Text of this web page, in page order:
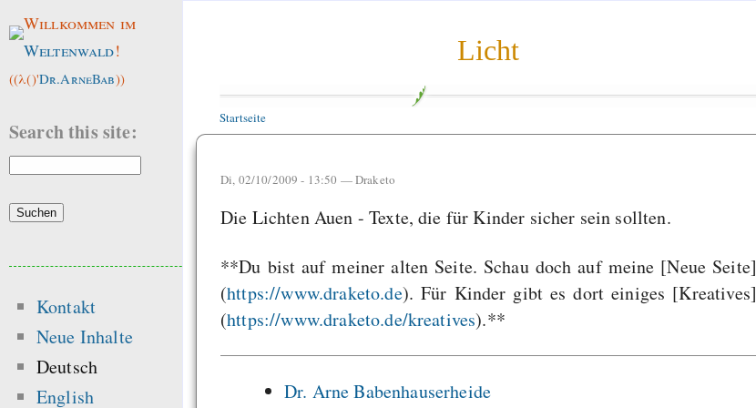
Licht
Startseite
Di, 02/10/2009 - 13:50 —Draketo
Die Lichten Auen - Texte, die für Kinder sicher sein sollten.
**Du bist auf meiner alten Seite. Schau doch auf meine [Neue Seite]
(https://www.draketo.de). Für Kinder gibt es dort einiges [Kreatives]
(https://www.draketo.de/kreatives).**
Dr. Arne Babenhauserheide
Willkommen im
Weltenwald!
((λ()'Dr.ArneBab))
Search this site:
Kontakt
Neue Inhalte
Deutsch
English